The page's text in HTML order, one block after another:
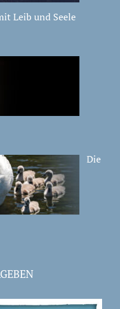
Leib und Seele
Die